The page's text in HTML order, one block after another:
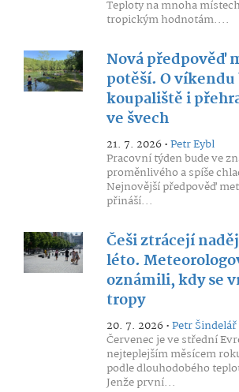
Teploty na mnoha
tropickým hodnotám....
Nová předpověď
potěší. O víkendu
koupaliště i
ve švech
21. 7. 2026 •Petr Eybl
Pracovní týden bude ve
proměnlivého a spíše
Nejnovější předpověď
přináší...
Češi ztrácejí
léto.
oznámili, kdy se
tropy
20. 7. 2026 •Petr Šindelář
Červenec je ve střední
nejteplejším měsícem
podle dlouhodobého
Jenže první...